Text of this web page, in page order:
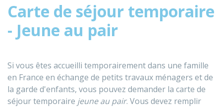
Carte de séjour temporaire
- Jeune au pair
Si vous êtes accueilli temporairement dans une famille
en France en échange de petits travaux ménagers et de
la garde d'enfants, vous pouvez demander la carte de
séjour temporaire jeune au pair. Vous devez remplir